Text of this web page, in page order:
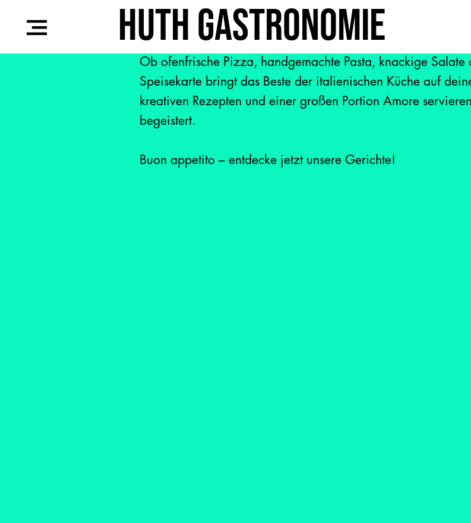
Huth Gastronomie
Ob ofenfrische Pizza, handgemachte Pasta, knackige Salate
Speisekarte bringt das Beste der italienischen Küche auf
kreativen Rezepten und einer großen Portion Amore
begeistert.
Buon appetito – entdecke jetzt unsere Gerichte!